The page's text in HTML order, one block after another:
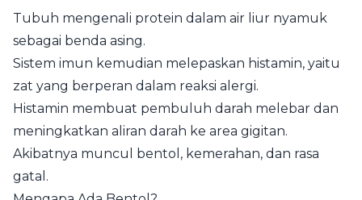
Tubuh mengenali protein dalam air liur nyamuk
sebagai benda asing.
Sistem imun kemudian melepaskan histamin, yaitu
zat yang berperan dalam reaksi alergi.
Histamin membuat pembuluh darah melebar dan
meningkatkan aliran darah ke area gigitan.
Akibatnya muncul bentol, kemerahan, dan rasa
gatal.